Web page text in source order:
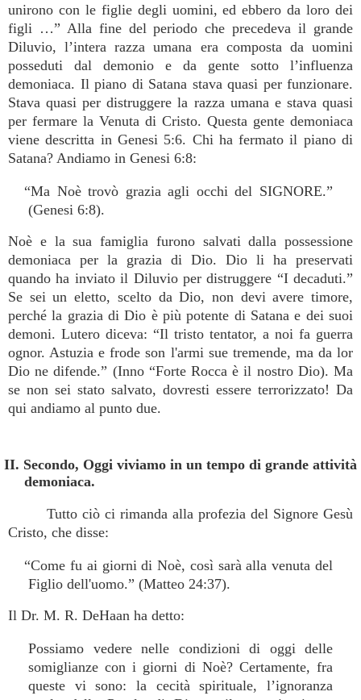
unirono con le figlie degli uomini, ed ebbero da loro dei
figli …” Alla fine del periodo che precedeva il grande
Diluvio, l’intera razza umana era composta da uomini
posseduti dal demonio e da gente sotto l’influenza
demoniaca. Il piano di Satana stava quasi per funzionare.
Stava quasi per distruggere la razza umana e stava quasi
per fermare la Venuta di Cristo. Questa gente demoniaca
viene descritta in Genesi 5:6. Chi ha fermato il piano di
Satana? Andiamo in Genesi 6:8:
“Ma Noè trovò grazia agli occhi del SIGNORE.”
(Genesi 6:8).
Noè e la sua famiglia furono salvati dalla possessione
demoniaca per la grazia di Dio. Dio li ha preservati
quando ha inviato il Diluvio per distruggere “I decaduti.”
Se sei un eletto, scelto da Dio, non devi avere timore,
perché la grazia di Dio è più potente di Satana e dei suoi
demoni. Lutero diceva: “Il tristo tentator, a noi fa guerra
ognor. Astuzia e frode son l'armi sue tremende, ma da lor
Dio ne difende.” (Inno “Forte Rocca è il nostro Dio). Ma
se non sei stato salvato, dovresti essere terrorizzato! Da
qui andiamo al punto due.
II. Secondo, Oggi viviamo in un tempo di grande attività
demoniaca.
Tutto ciò ci rimanda alla profezia del Signore Gesù
Cristo, che disse:
“Come fu ai giorni di Noè, così sarà alla venuta del
Figlio dell'uomo.” (Matteo 24:37).
Il Dr. M. R. DeHaan ha detto:
Possiamo vedere nelle condizioni di oggi delle
somiglianze con i giorni di Noè? Certamente, fra
queste vi sono: la cecità spirituale, l’ignoranza